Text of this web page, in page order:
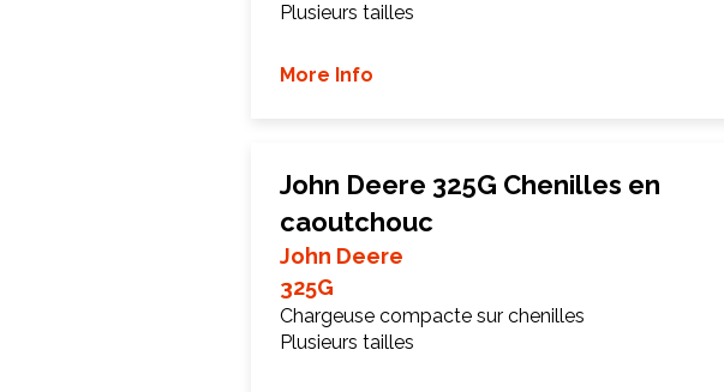
Plusieurs tailles
More Info
John Deere 325G Chenilles en
caoutchouc
John Deere
325G
Chargeuse compacte sur chenilles
Plusieurs tailles